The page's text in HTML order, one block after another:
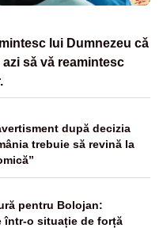
lui Dumnezeu cǎ
sǎ vǎ reamintesc
după decizia
trebuie să revină la
pentru Bolojan:
într-o situație de forță